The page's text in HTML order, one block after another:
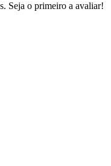
Seja o primeiro a avaliar!